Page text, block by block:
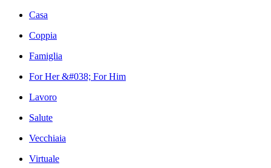
Casa
Coppia
Famiglia
For Her &#038; For Him
Lavoro
Salute
Vecchiaia
Virtuale